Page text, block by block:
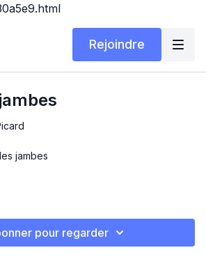
Rejoindre
jambes
pour regarder